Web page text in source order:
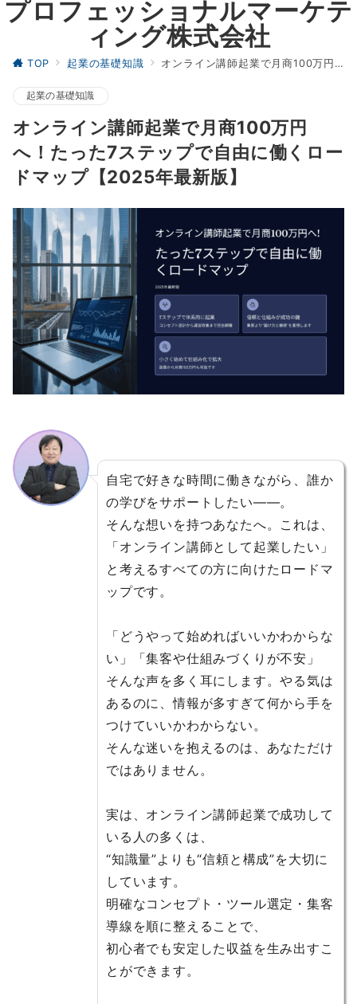
プロフェッショナルマーケテ
ィング株式会社
TOP 起業の基礎知識 オンライン講師起業で月商100万円へ！たった7ステップで自由に働くロードマップ【2025年最新版】
起業の基礎知識
オンライン講師起業で月商100万円
へ！たった7ステップで自由に働くロー
ドマップ【2025年最新版】
自宅で好きな時間に働きながら、誰か
の学びをサポートしたい――。
そんな想いを持つあなたへ。これは、
「オンライン講師として起業したい」
と考えるすべての方に向けたロードマ
ップです。
「どうやって始めればいいかわからな
い」「集客や仕組みづくりが不安」
そんな声を多く耳にします。やる気は
あるのに、情報が多すぎて何から手を
つけていいかわからない。
そんな迷いを抱えるのは、あなただけ
ではありません。
実は、オンライン講師起業で成功して
いる人の多くは、
“知識量”よりも“信頼と構成”を大切に
しています。
明確なコンセプト・ツール選定・集客
導線を順に整えることで、
初心者でも安定した収益を生み出すこ
とができます。